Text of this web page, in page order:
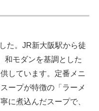
た。JR新大阪駅から徒
和モダンを基調とした
しています。定番メニ
ープが特徴の「ラーメ
に煮込んだスープで、